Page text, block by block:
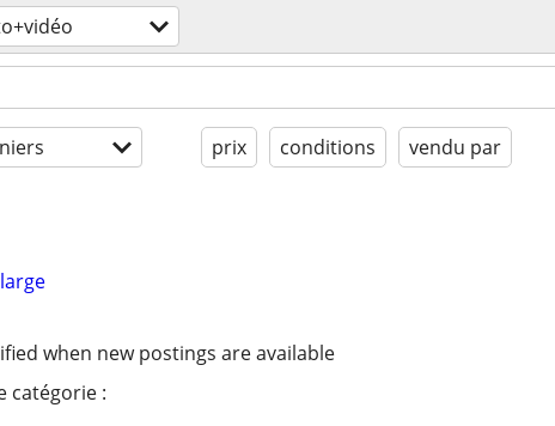
prix conditions vendu par
when new postings are available
catégorie :